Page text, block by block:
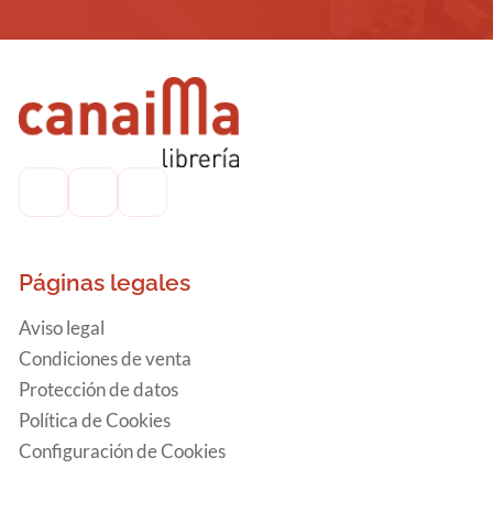
Páginas legales
Aviso legal
Condiciones de venta
Protección de datos
Política de Cookies
Configuración de Cookies